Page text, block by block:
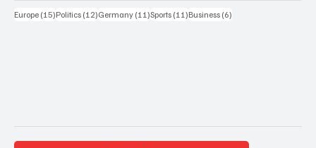
Europe (15)15 Beiträge
Politics (12)12 Beiträge
Germany (11)11 Beiträge
Sports (11)11 Beiträge
Business (6)